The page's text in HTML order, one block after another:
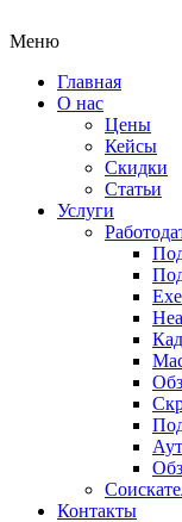
Меню
Главная
О нас
Цены
Кейсы
Скидки
Статьи
Услуги
Контакты